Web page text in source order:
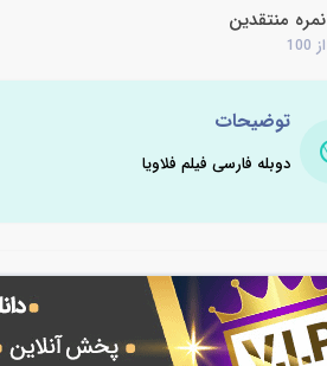
نمره منتقدین
از 100
توضیحات
دوبله فارسی فیلم فلاویا